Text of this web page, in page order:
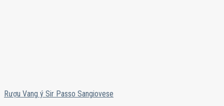
Rượu Vang ý Sir Passo Sangiovese